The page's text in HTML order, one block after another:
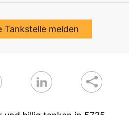
Tankstelle melden